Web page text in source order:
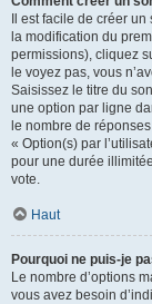
Il est facile de créer
la modification du
permissions), cliquez
le voyez pas, vous
Saisissez le titre du
une option par ligne
le nombre de
« Option(s) par
pour une durée
vote.
Haut
Pourquoi ne puis-je
Le nombre d’options
vous avez besoin